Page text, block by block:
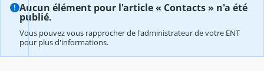
Aucun élément pour l'article « Contacts » n'a été
publié.
Vous pouvez vous rapprocher de l'administrateur de votre ENT
pour plus d'informations.